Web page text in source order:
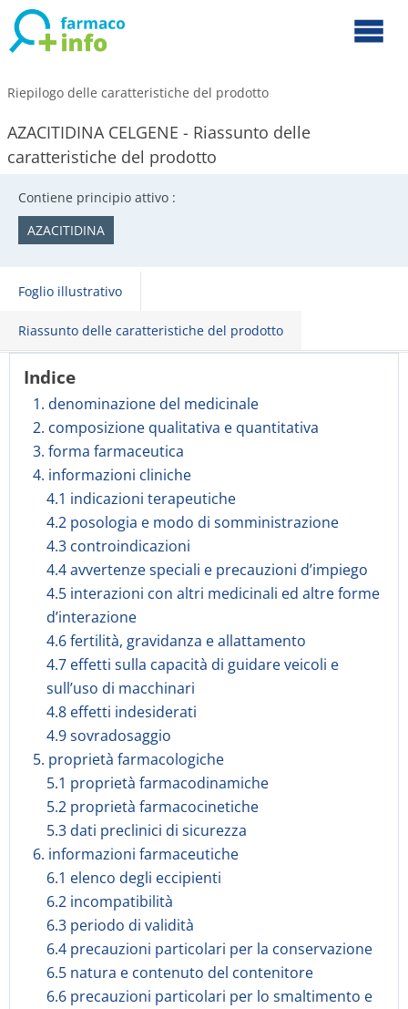
Riepilogo delle caratteristiche del prodotto
AZACITIDINA CELGENE - Riassunto delle
caratteristiche del prodotto
Contiene principio attivo :
AZACITIDINA
Foglio illustrativo
Riassunto delle caratteristiche del prodotto
Indice
1. denominazione del medicinale
2. composizione qualitativa e quantitativa
3. forma farmaceutica
4. informazioni cliniche
4.1 indicazioni terapeutiche
4.2 posologia e modo di somministrazione
4.3 controindicazioni
4.4 avvertenze speciali e precauzioni d’impiego
4.5 interazioni con altri medicinali ed altre forme
d’interazione
4.6 fertilità, gravidanza e allattamento
4.7 effetti sulla capacità di guidare veicoli e
sull’uso di macchinari
4.8 effetti indesiderati
4.9 sovradosaggio
5. proprietà farmacologiche
5.1 proprietà farmacodinamiche
5.2 proprietà farmacocinetiche
5.3 dati preclinici di sicurezza
6. informazioni farmaceutiche
6.1 elenco degli eccipienti
6.2 incompatibilità
6.3 periodo di validità
6.4 precauzioni particolari per la conservazione
6.5 natura e contenuto del contenitore
6.6 precauzioni particolari per lo smaltimento e